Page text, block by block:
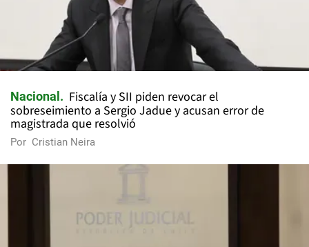
Nacional
Fiscalía y SII piden revocar el
sobreseimiento a Sergio Jadue y acusan error de
magistrada que resolvió
Por Cristian Neira